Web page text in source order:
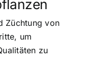
Züchtung von
um
zu